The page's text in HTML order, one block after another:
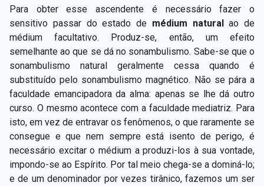
Para obter esse ascendente é necessário fazer o
sensitivo passar do estado de médium naturalao de
médium facultativo. Produz-se, então, um efeito
semelhante ao que se dá no sonambulismo. Sabe-se que o
sonambulismo natural geralmente cessa quando é
substituído pelo sonambulismo magnético. Não se pára a
faculdade emancipadora da alma: apenas se lhe dá outro
curso. O mesmo acontece com a faculdade mediatriz. Para
isto, em vez de entravar os fenômenos, o que raramente se
consegue e que nem sempre está isento de perigo, é
necessário excitar o médium a produzi-los à sua vontade,
impondo-se ao Espírito. Por tal meio chega-se a dominá-lo;
e de um denominador por vezes tirânico, fazemos um ser